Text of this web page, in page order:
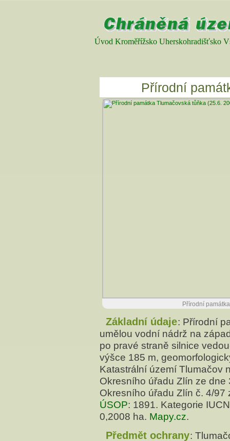
Úvod Kroměřížsko Uherskohradišťsko
Přírodní
Přírodní
Základní údaje: Přírodní
umělou vodní nádrž na
po pravé straně silnice
výšce 185 m,
Katastrální území Tlumačov
Okresního úřadu Zlín ze
Okresního úřadu Zlín č. 4/
ÚSOP: 1891. Kategorie
0,2008 ha. Mapy.cz.
Předmět ochrany: